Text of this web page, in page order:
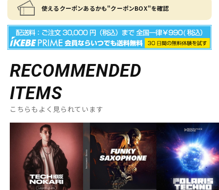
使えるクーポンあるかも"クーポンBOX"を確認
RECOMMENDED
ITEMS
こちらもよく見られています